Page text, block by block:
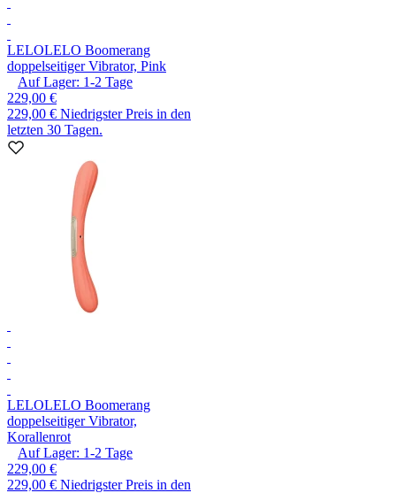
LELOLELO Boomerang
doppelseitiger Vibrator, Pink
Auf Lager: 1-2 Tage
229,00 €
229,00 € Niedrigster Preis in den
letzten 30 Tagen.
LELOLELO Boomerang
doppelseitiger Vibrator,
Korallenrot
Auf Lager: 1-2 Tage
229,00 €
229,00 € Niedrigster Preis in den